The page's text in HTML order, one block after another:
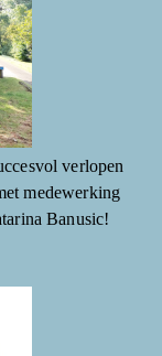
verlopen
medewerking
Banusic!